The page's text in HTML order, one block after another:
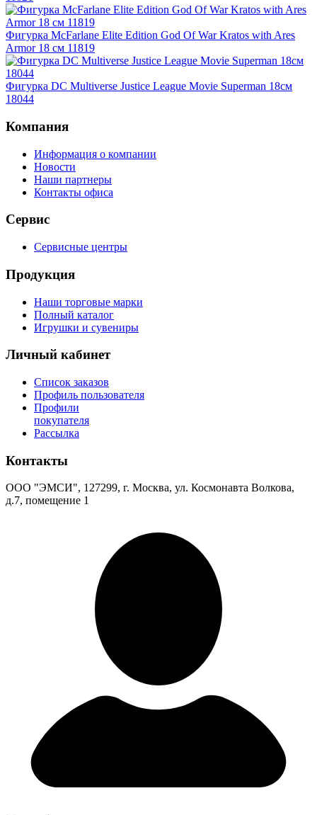
Фигурка McFarlane Elite Edition God Of War Kratos with Ares
Armor 18 см 11819
Фигурка DC Multiverse Justice League Movie Superman 18см
18044
Компания
Информация о компании
Новости
Наши партнеры
Контакты офиса
Сервис
Сервисные центры
Продукция
Наши торговые марки
Полный каталог
Игрушки и сувениры
Личный кабинет
Список заказов
Профиль пользователя
Профили
покупателя
Рассылка
Контакты
ООО "ЭМСИ", 127299, г. Москва, ул. Космонавта Волкова,
д.7, помещение 1